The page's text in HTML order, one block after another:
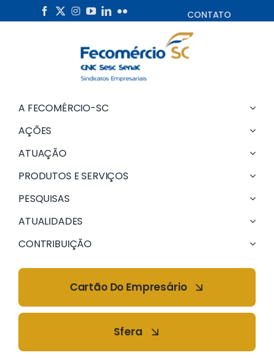
to
CONTATO
A FECOMÉRCIO-SC
AÇÕES
ATUAÇÃO
PRODUTOS E SERVIÇOS
PESQUISAS
ATUALIDADES
CONTRIBUIÇÃO
Cartão Do Empresário
Sfera